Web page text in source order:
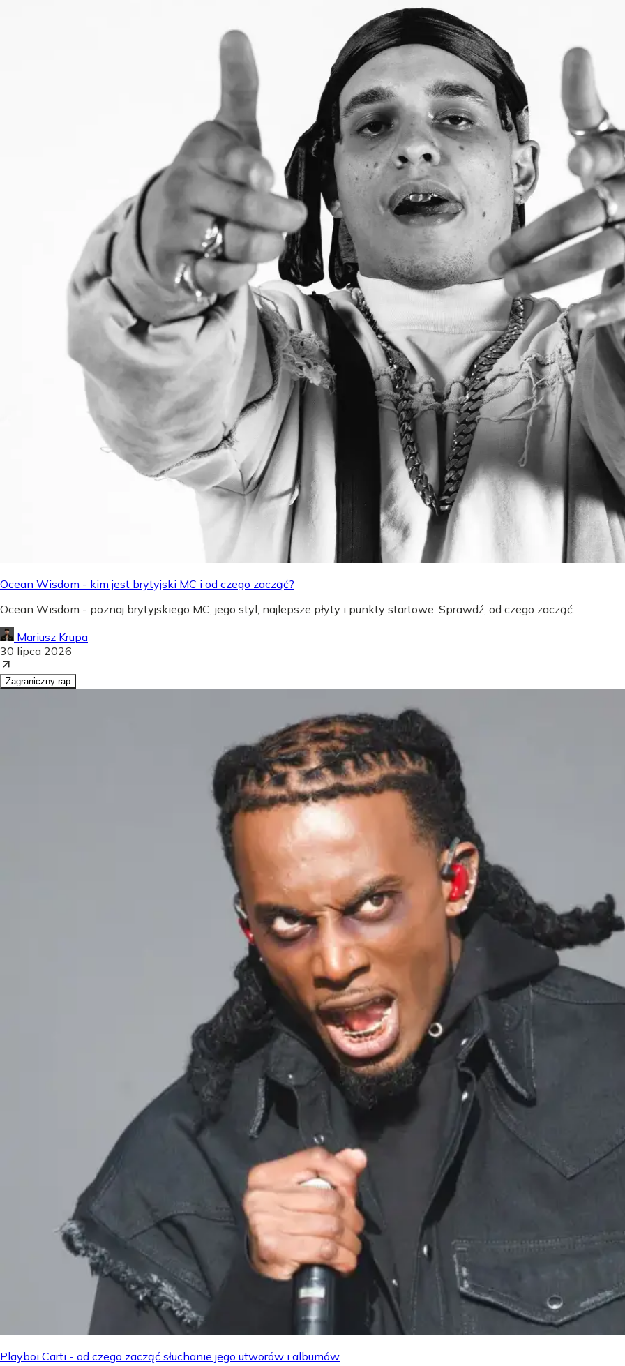
Ocean Wisdom - kim jest brytyjski MC i od czego zacząć?
Ocean Wisdom - poznaj brytyjskiego MC, jego styl, najlepsze płyty i punkty startowe. Sprawdź, od czego zacząć.
Mariusz Krupa
30 lipca 2026
Zagraniczny rap
Playboi Carti - od czego zacząć słuchanie jego utworów i albumów